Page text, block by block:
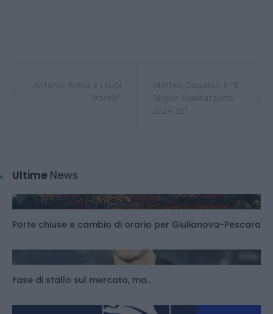
Ultime News
Porte chiuse e cambio di orario per Giulianova-Pescara
Fase di stallo sul mercato, ma..